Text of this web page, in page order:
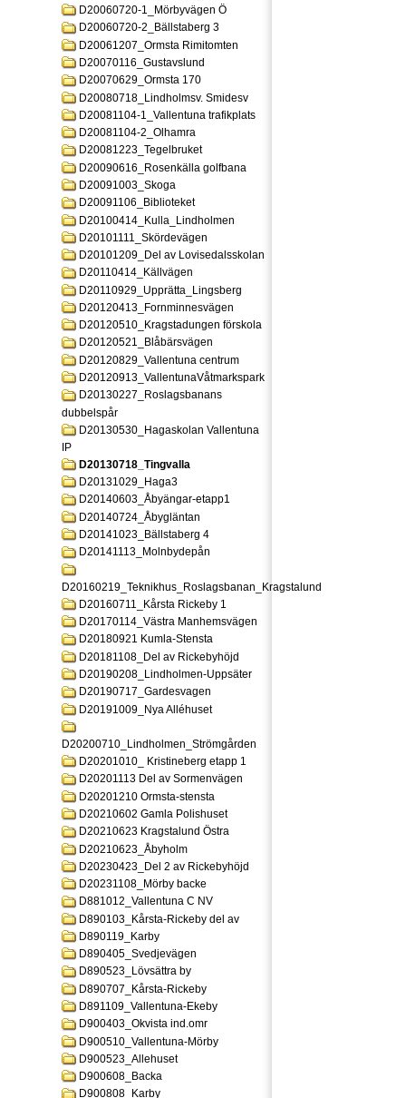
D20060720-1_Mörbyvägen Ö
D20060720-2_Bällstaberg 3
D20061207_Ormsta Rimitomten
D20070116_Gustavslund
D20070629_Ormsta 170
D20080718_Lindholmsv. Smidesv
D20081104-1_Vallentuna trafikplats
D20081104-2_Olhamra
D20081223_Tegelbruket
D20090616_Rosenkälla golfbana
D20091003_Skoga
D20091106_Biblioteket
D20100414_Kulla_Lindholmen
D20101111_Skördevägen
D20101209_Del av Lovisedalsskolan
D20110414_Källvägen
D20110929_Upprätta_Lingsberg
D20120413_Fornminnesvägen
D20120510_Kragstadungen förskola
D20120521_Blåbärsvägen
D20120829_Vallentuna centrum
D20120913_VallentunaVåtmarkspark
D20130227_Roslagsbanans
dubbelspår
D20130530_Hagaskolan Vallentuna
IP
D20130718_Tingvalla
D20131029_Haga3
D20140603_Åbyängar-etapp1
D20140724_Åbygläntan
D20141023_Bällstaberg 4
D20141113_Molnbydepån
D20160219_Teknikhus_Roslagsbanan_Kragstalund
D20160711_Kårsta Rickeby 1
D20170114_Västra Manhemsvägen
D20180921 Kumla-Stensta
D20181108_Del av Rickebyhöjd
D20190208_Lindholmen-Uppsäter
D20190717_Gardesvagen
D20191009_Nya Alléhuset
D20200710_Lindholmen_Strömgården
D20201010_ Kristineberg etapp 1
D20201113 Del av Sormenvägen
D20201210 Ormsta-stensta
D20210602 Gamla Polishuset
D20210623 Kragstalund Östra
D20210623_Åbyholm
D20230423_Del 2 av Rickebyhöjd
D20231108_Mörby backe
D881012_Vallentuna C NV
D890103_Kårsta-Rickeby del av
D890119_Karby
D890405_Svedjevägen
D890523_Lövsättra by
D890707_Kårsta-Rickeby
D891109_Vallentuna-Ekeby
D900403_Okvista ind.omr
D900510_Vallentuna-Mörby
D900523_Allehuset
D900608_Backa
D900808_Karby